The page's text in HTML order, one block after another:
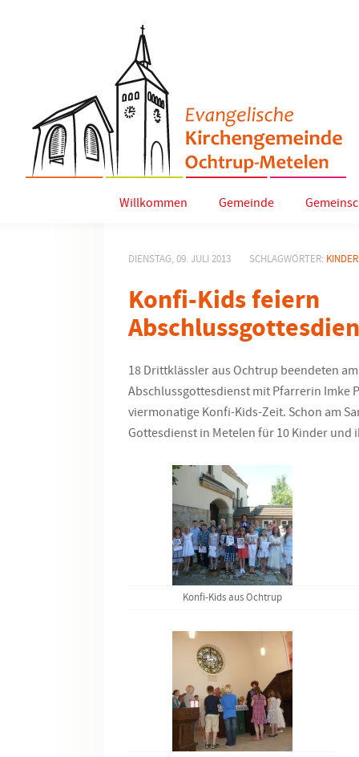
Willkommen Gemeinde
DIENSTAG, 09. JULI 2013 SCHLAGWÖRTER: KINDER
Konfi-Kids feiern
18 Drittklässler aus Ochtrup beendeten
Abschlussgottesdienst mit Pfarrerin Imke
viermonatige Konfi-Kids-Zeit. Schon am
Gottesdienst in Metelen für 10 Kinder und
Konfi-Kids aus Ochtrup